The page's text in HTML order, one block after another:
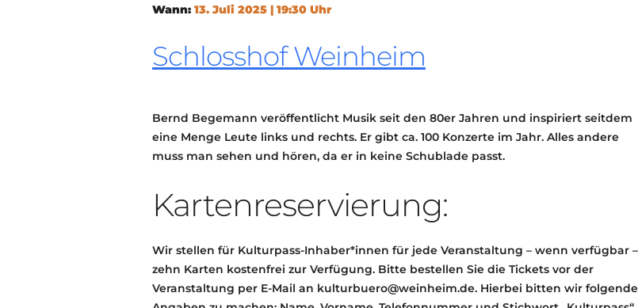
TRANSPARENZ
Wann: 13. Juli 2025 | 19:30 Uhr
Schlosshof Weinheim
Bernd Begemann veröffentlicht Musik seit den 80er Jahren und inspiriert seitdem
eine Menge Leute links und rechts. Er gibt ca. 100 Konzerte im Jahr. Alles andere
muss man sehen und hören, da er in keine Schublade passt.
Kartenreservierung:
Wir stellen für Kulturpass-Inhaber*innen für jede Veranstaltung – wenn verfügbar –
zehn Karten kostenfrei zur Verfügung. Bitte bestellen Sie die Tickets vor der
Veranstaltung per E-Mail an kulturbuero@weinheim.de. Hierbei bitten wir folgende